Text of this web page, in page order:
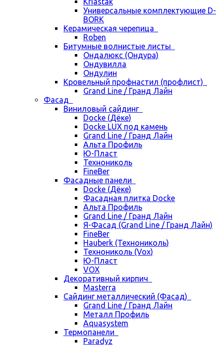
Универсальные комплектующие D-
BORK
Керамическая черепица
Roben
Битумные волнистые листы
Ондалюкс (Ондура)
Ондувилла
Ондулин
Кровельный профнастил (профлист)
Grand Line / Гранд Лайн
Фасад
Виниловый сайдинг
Docke (Дёке)
Docke LUX под камень
Grand Line / Гранд Лайн
Альта Профиль
Ю-Пласт
Технониколь
FineBer
Фасадные панели
Docke (Дёке)
Фасадная плитка Docke
Альта Профиль
Grand Line / Гранд Лайн
Я-Фасад (Grand Line / Гранд Лайн)
FineBer
Hauberk (Технониколь)
Технониколь (Vox)
Ю-Пласт
VOX
Декоративный кирпич
Masterra
Сайдинг металлический (Фасад)
Grand Line / Гранд Лайн
Металл Профиль
Aquasystem
Термопанели
Paradyz